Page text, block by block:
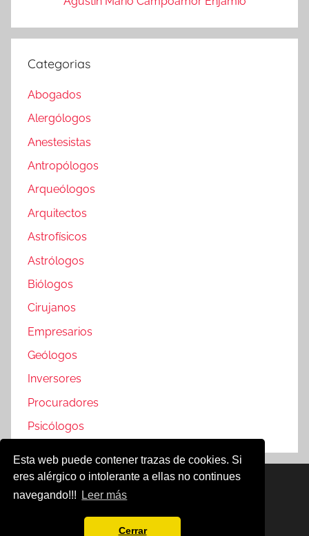
Esta web puede contener trazas de cookies. Si
eres alérgico o intolerante a ellas no continues
navegando!!!
Leer más
Cerrar
Categorias
Abogados
Alergólogos
Anestesistas
Antropólogos
Arqueólogos
Arquitectos
Astrofísicos
Astrólogos
Biólogos
Cirujanos
Empresarios
Geólogos
Inversores
Procuradores
Psicólogos
Famosos @2019
Política de Cookies